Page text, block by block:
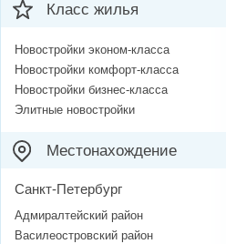
Класс жилья
Новостройки эконом-класса
Новостройки комфорт-класса
Новостройки бизнес-класса
Элитные новостройки
Местонахождение
Санкт-Петербург
Адмиралтейский район
Василеостровский район